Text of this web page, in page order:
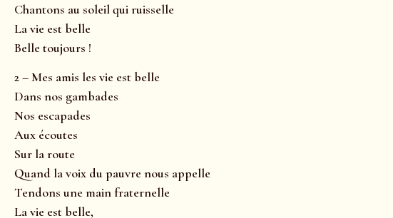
Chantons au soleil qui ruisselle
La vie est belle
Belle toujours !
2 – Mes amis les vie est belle
Dans nos gambades
Nos escapades
Aux écoutes
Sur la route
Quand la voix du pauvre nous appelle
Tendons une main fraternelle
La vie est belle,